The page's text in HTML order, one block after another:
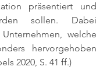
präsentiert und
sollen. Dabei
welche
hervorgehoben
2020, S. 41 ff.)